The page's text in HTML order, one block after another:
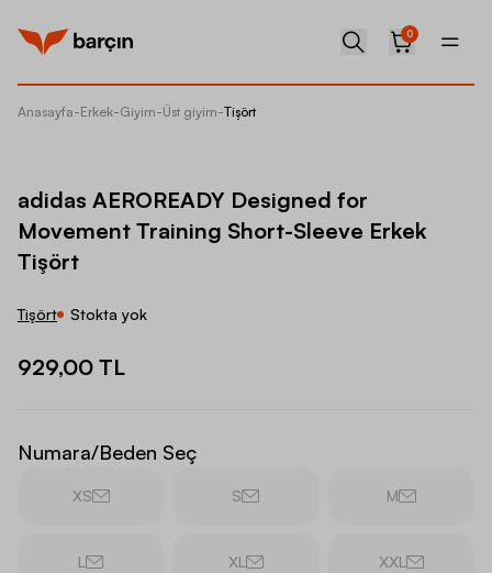
0
Anasayfa-Erkek-Giyim-Üst giyim-Tişört
adidas AEROREADY Designed for
Movement Training Short-Sleeve Erkek
Tişört
Tişört Stokta yok
929,00 TL
Numara/Beden Seç
XS S M
L XL XXL